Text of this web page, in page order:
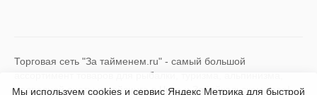
Торговая сеть "За тайменем.ru" - самый большой
ассортимент товаров для рыбалки, туризма, альпинизма,
подводной охоты и дайвинга в Чите и Забайкальском крае!
Мы используем cookies и сервис Яндекс Метрика для быстрой